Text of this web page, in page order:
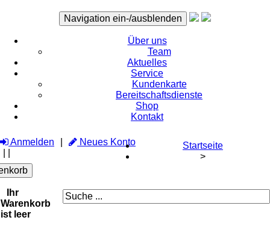
Navigation ein-/ausblenden
Über uns
Team
Aktuelles
Service
Kundenkarte
Bereitschaftsdienste
Shop
Kontakt
Anmelden
Neues Konto
Ihr
Warenkorb
ist leer
Startseite
>